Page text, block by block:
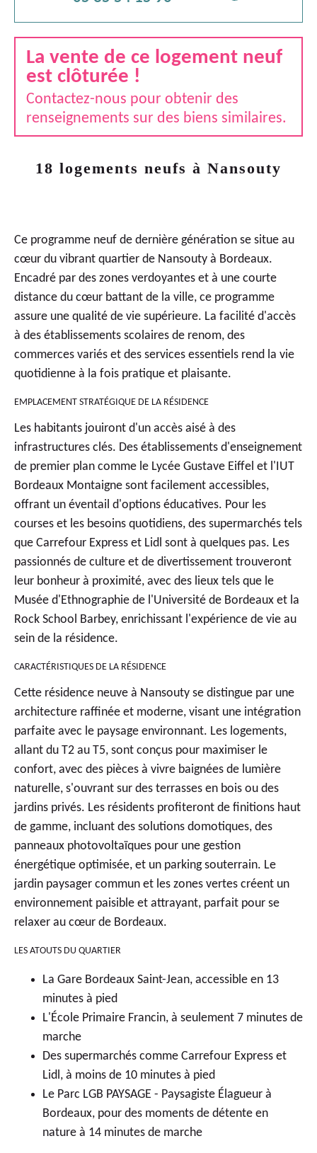
La vente de ce logement neuf
est clôturée !
Contactez-nous pour obtenir des
renseignements sur des biens similaires.
18 logements neufs à Nansouty
Ce programme neuf de dernière génération se situe au
cœur du vibrant quartier de Nansouty à Bordeaux.
Encadré par des zones verdoyantes et à une courte
distance du cœur battant de la ville, ce programme
assure une qualité de vie supérieure. La facilité d'accès
à des établissements scolaires de renom, des
commerces variés et des services essentiels rend la vie
quotidienne à la fois pratique et plaisante.
EMPLACEMENT STRATÉGIQUE DE LA RÉSIDENCE
Les habitants jouiront d'un accès aisé à des
infrastructures clés. Des établissements d'enseignement
de premier plan comme le Lycée Gustave Eiffel et l'IUT
Bordeaux Montaigne sont facilement accessibles,
offrant un éventail d'options éducatives. Pour les
courses et les besoins quotidiens, des supermarchés tels
que Carrefour Express et Lidl sont à quelques pas. Les
passionnés de culture et de divertissement trouveront
leur bonheur à proximité, avec des lieux tels que le
Musée d'Ethnographie de l'Université de Bordeaux et la
Rock School Barbey, enrichissant l'expérience de vie au
sein de la résidence.
CARACTÉRISTIQUES DE LA RÉSIDENCE
Cette résidence neuve à Nansouty se distingue par une
architecture raffinée et moderne, visant une intégration
parfaite avec le paysage environnant. Les logements,
allant du T2 au T5, sont conçus pour maximiser le
confort, avec des pièces à vivre baignées de lumière
naturelle, s'ouvrant sur des terrasses en bois ou des
jardins privés. Les résidents profiteront de finitions haut
de gamme, incluant des solutions domotiques, des
panneaux photovoltaïques pour une gestion
énergétique optimisée, et un parking souterrain. Le
jardin paysager commun et les zones vertes créent un
environnement paisible et attrayant, parfait pour se
relaxer au cœur de Bordeaux.
LES ATOUTS DU QUARTIER
La Gare Bordeaux Saint-Jean, accessible en 13
minutes à pied
L'École Primaire Francin, à seulement 7 minutes de
marche
Des supermarchés comme Carrefour Express et
Lidl, à moins de 10 minutes à pied
Le Parc LGB PAYSAGE - Paysagiste Élagueur à
Bordeaux, pour des moments de détente en
nature à 14 minutes de marche